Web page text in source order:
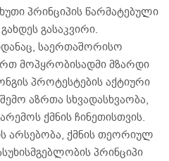
პრინციპის წარმატებული
გასაკვირი.
საერთაშორისო
მოპყრობისადმი მზარდი
პროტესტების აქტიური
აზრთა სხვადასხვაობა,
ქმნის ჩინეთისთვის.
არსებობა, ქმნის თეორიულ
პრინციპი